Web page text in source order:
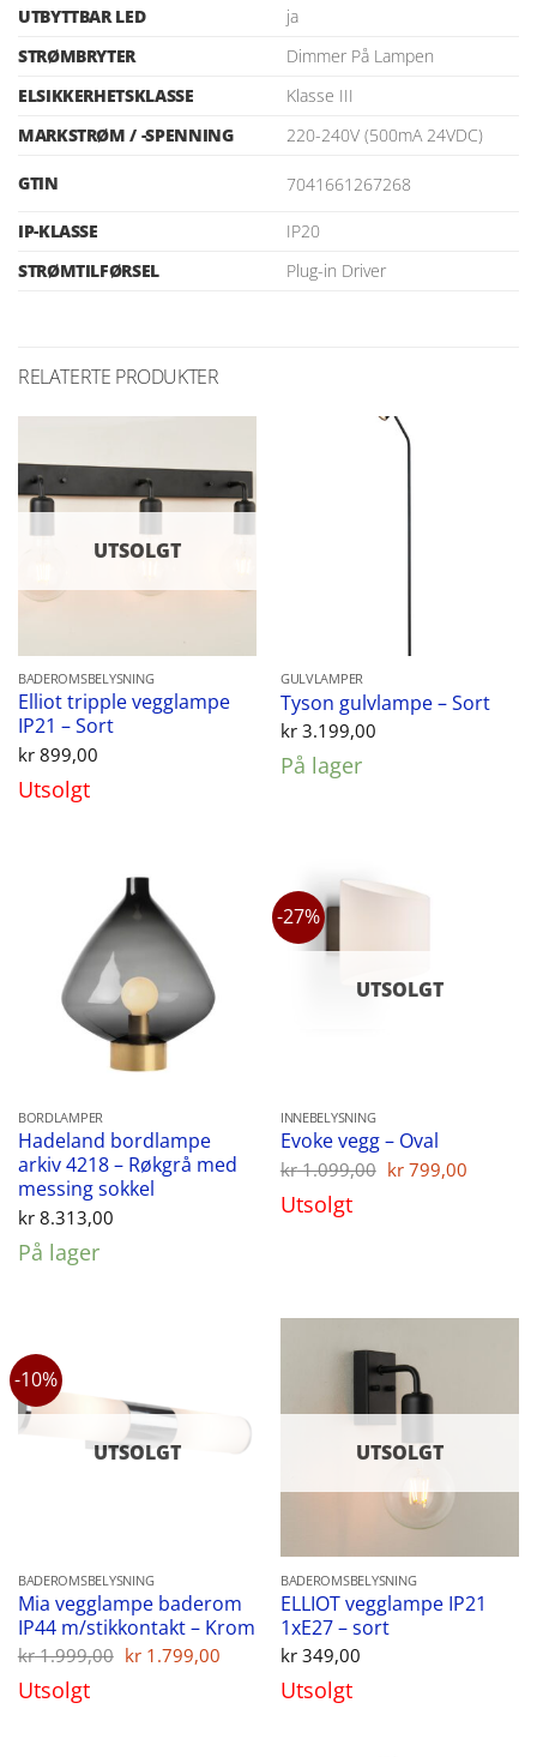
UTBYTTBAR LED
ja
STRØMBRYTER
Dimmer På Lampen
ELSIKKERHETSKLASSE
Klasse III
MARKSTRØM / -SPENNING
220-240V (500mA 24VDC)
GTIN 7041661267268
IP-KLASSE
IP20
STRØMTILFØRSEL
Plug-in Driver
RELATERTE PRODUKTER
UTSOLGT
BADEROMSBELYSNING
Elliot tripple vegglampe
IP21 – Sort
kr899,00
Utsolgt
GULVLAMPER
Tyson gulvlampe – Sort
kr3.199,00
På lager
BORDLAMPER
Hadeland bordlampe
arkiv 4218 – Røkgrå med
messing sokkel
kr8.313,00
På lager
-27%
UTSOLGT
INNEBELYSNING
Evoke vegg – Oval
kr1.099,00 Opprinnelig
kr 799,00
Utsolgt
-10%
UTSOLGT
BADEROMSBELYSNING
Mia vegglampe baderom
IP44 m/stikkontakt – Krom
kr1.999,00 Opprinnelig
kr 1.799,00 Nåværende
Utsolgt
UTSOLGT
BADEROMSBELYSNING
ELLIOT vegglampe IP21
1xE27 – sort
kr349,00
Utsolgt